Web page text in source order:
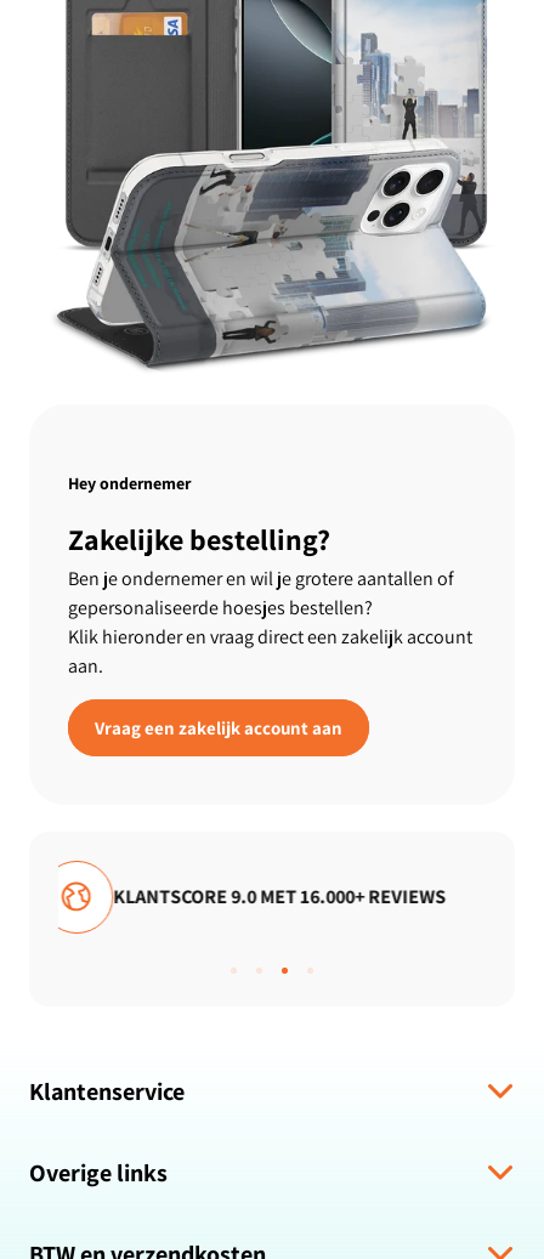
Hey ondernemer
Zakelijke bestelling?
Ben je ondernemer en wil je grotere aantallen of
gepersonaliseerde hoesjes bestellen?
Klik hieronder en vraag direct een zakelijk account
aan.
Vraag een zakelijk account aan
GRATIS VERZENDING
Klantenservice
Algemene voorwaarden
Retour & Terugbetaling
Overige links